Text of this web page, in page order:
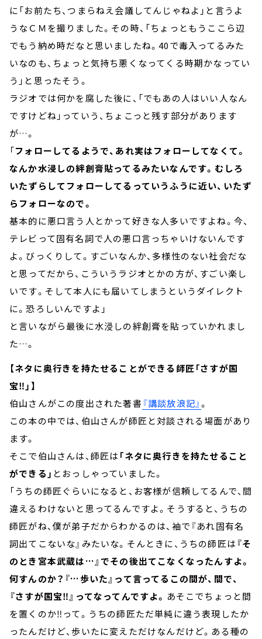
に「お前たち、つまらねえ会議してんじゃねよ」と言うよ
うなＣＭを撮りました。その時、「ちょっともうここら辺
でもう納め時だなと思いましたね。40で毒入ってるみた
いなのも、ちょっと気持ち悪くなってくる時期かなってい
う」と思ったそう。
ラジオでは何かを腐した後に、「でもあの人はいい人なん
ですけどね」っていう、ちょこっと残す部分があります
が…。
「フォローしてるようで、あれ実はフォローしてなくて。
なんか水浸しの絆創膏貼ってるみたいなんです。むしろ
いたずらしてフォローしてるっていうふうに近い、いたず
らフォローなので。
基本的に悪口言う人とかって好きな人多いですよね。今、
テレビって固有名詞で人の悪口言っちゃいけないんです
よ。びっくりして。すごいなんか、多様性のない社会だな
と思ってだから、こういうラジオとかの方が、すごい楽し
いです。そして本人にも届いてしまうというダイレクト
に。恐ろしいんですよ」
と言いながら最後に水浸しの絆創膏を貼っていかれまし
た…。
【ネタに奥行きを持たせることができる師匠「さすが国
宝‼」】
伯山さんがこの度出された著書 『講談放浪記』。
この本の中では、伯山さんが師匠と対談される場面があり
ます。
そこで伯山さんは、師匠は 「ネタに奥行きを持たせること
ができる」 とおっしゃっていました。
「うちの師匠ぐらいになると、お客様が信頼してるんで、間
違えるわけないと思ってるんですよ。そうすると、うちの
師匠がね、僕が弟子だからわかるのは、袖で『あれ固有名
詞出てこないな』みたいな。そんときに、うちの師匠は 『そ
のとき宮本武蔵は…』でその後出てこなくなったんすよ。
何すんのか？『…歩いた』って言ってるこの間が、間で、
『さすが国宝‼』ってなってんですよ。 あそこでちょっと間
を置くのか‼って。うちの師匠ただ単純に違う表現したか
ったんだけど、歩いたに変えただけなんだけど。ある種の